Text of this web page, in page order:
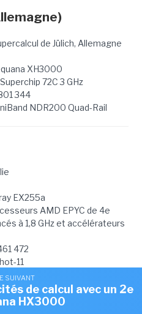
de Jülich, Allemagne
XH3000
72C 3 GHz
344
NDR200 Quad-Rail
EX255a
AMD EPYC de 4e
à 1,8 GHz et accélérateurs
472
11
SUIVANT
de calcul avec un 2e
HX3000